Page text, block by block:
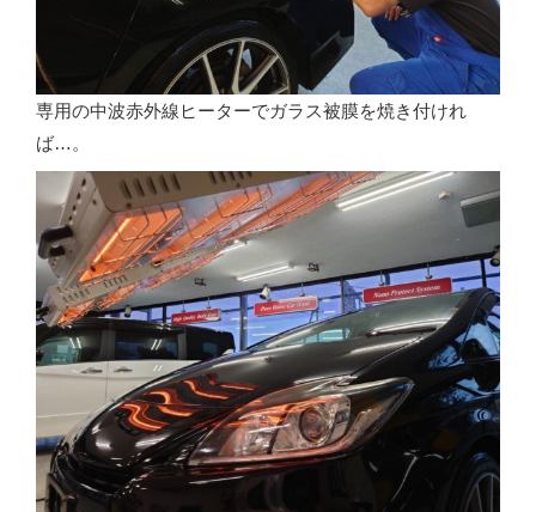
専用の中波赤外線ヒーターでガラス被膜を焼き付けれ
ば…。